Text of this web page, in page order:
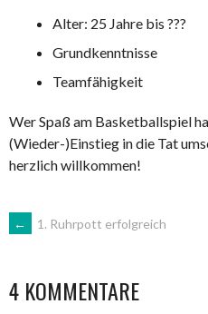
Alter: 25 Jahre bis ???
Grundkenntnisse
Teamfähigkeit
Wer Spaß am Basketballspiel
(Wieder-)Einstieg in die Tat
herzlich willkommen!
ARTIKEL-
NAVIGATION
← 1. Ruhrpott erfolgreich
4 KOMMENTARE